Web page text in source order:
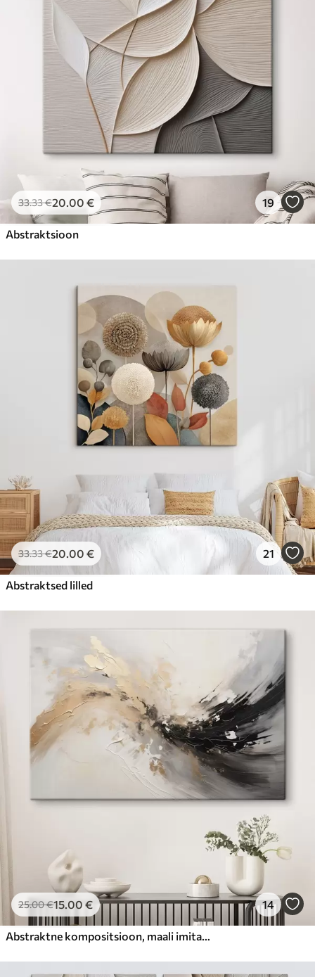
Hind Alates .00
33.33€20.00 € 19
Abstraktsioon
33.33€20.00 € 21
Abstraktsed lilled
25.00€15.00 € 14
Abstraktne kompositsioon, maali imitatsioon